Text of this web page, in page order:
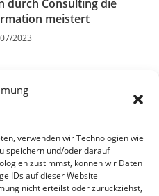
verwenden wir Technologien wie
speichern und/oder darauf
zustimmst, können wir Daten
IDs auf dieser Website
nicht erteilst oder zurückziehst,
durch Consulting die
meistert
2023